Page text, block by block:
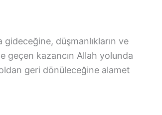
gideceğine, düşmanlıkların ve
geçen kazancın Allah yolunda
geri dönüleceğine alamet